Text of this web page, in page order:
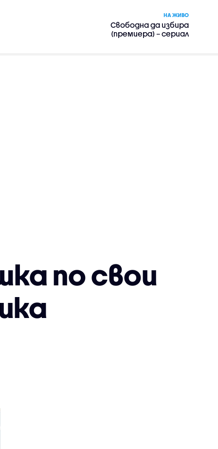
НА ЖИВО
Свободна да избира
(премиера) – сериал
по свои